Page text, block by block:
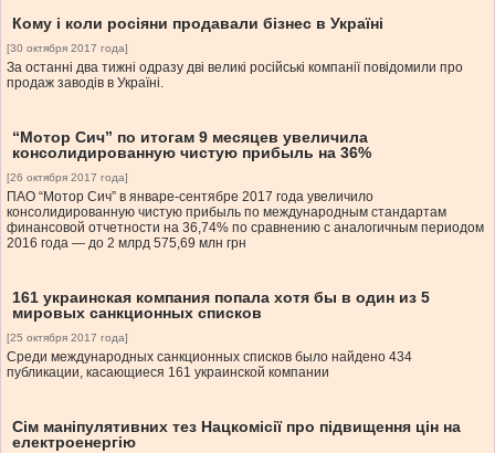
Кому і коли росіяни продавали бізнес в Україні
[30 октября 2017 года]
За останні два тижні одразу дві великі російські компанії повідомили про
продаж заводів в Україні.
“Мотор Сич” по итогам 9 месяцев увеличила
консолидированную чистую прибыль на 36%
[26 октября 2017 года]
ПАО “Мотор Сич” в январе-сентябре 2017 года увеличило
консолидированную чистую прибыль по международным стандартам
финансовой отчетности на 36,74% по сравнению с аналогичным периодом
2016 года — до 2 млрд 575,69 млн грн
161 украинская компания попала хотя бы в один из 5
мировых санкционных списков
[25 октября 2017 года]
Среди международных санкционных списков было найдено 434
публикации, касающиеся 161 украинской компании
Сім маніпулятивних тез Нацкомісії про підвищення цін на
електроенергію